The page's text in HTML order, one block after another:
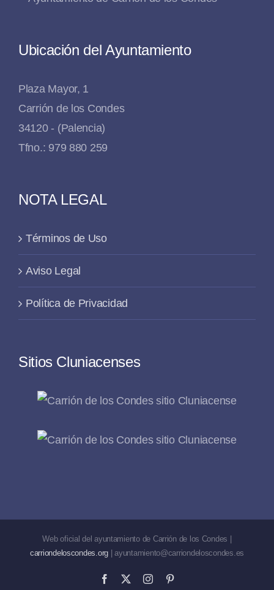
Ubicación del Ayuntamiento
Plaza Mayor, 1
Carrión de los Condes
34120 - (Palencia)
Tfno.: 979 880 259
NOTA LEGAL
Términos de Uso
Aviso Legal
Política de Privacidad
Sitios Cluniacenses
Web oficial del ayuntamiento de Carrión de los Condes |
carriondeloscondes.org | ayuntamiento@carriondeloscondes.es
Facebook InstagramPinterest